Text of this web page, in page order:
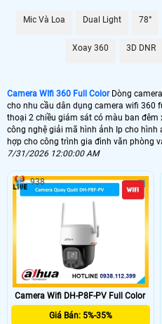
Mic Và Loa Dual Light 78°
Xoay 360 3D DNR
Camera WIfi 360 Full ColorDòng
cho nhu cầu dân dụng camera wifi 360
thoại 2 chiều giám sát có màu ban
công nghệ giải mã hình ảnh Ip cho hình
hợp cho công trình gia đình văn phòng
7/31/2026 12:00:00 AM
Camera Wifi DH-P8F-PV Full Color
Giá Bán: 5%-35%
938